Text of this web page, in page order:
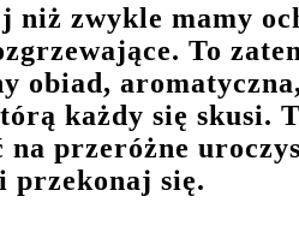
niż zwykle mamy
To
obiad,
każdy się skusi.
na przeróżne
przekonaj się.